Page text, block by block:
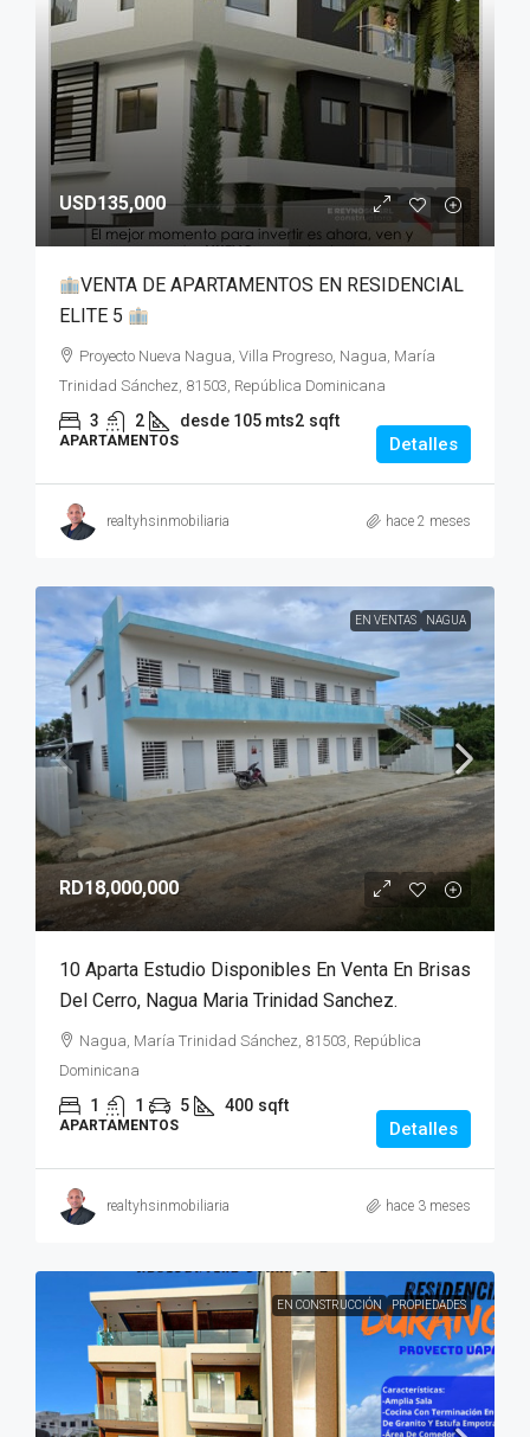
USD135,000
VENTA DE APARTAMENTOS EN RESIDENCIAL
ELITE 5
Proyecto Nueva Nagua, Villa Progreso, Nagua, María
Trinidad Sánchez, 81503, República Dominicana
3 2 desde 105 mts2 sqft
APARTAMENTOS Detalles
realtyhsinmobiliaria hace 2 meses
EN VENTAS NAGUA
RD18,000,000
10 Aparta Estudio Disponibles En Venta En Brisas
Del Cerro, Nagua Maria Trinidad Sanchez.
Nagua, María Trinidad Sánchez, 81503, República
Dominicana
1 1 5 400 sqft
APARTAMENTOS Detalles
realtyhsinmobiliaria hace 3 meses
EN CONSTRUCCIÓN PROPIEDADES